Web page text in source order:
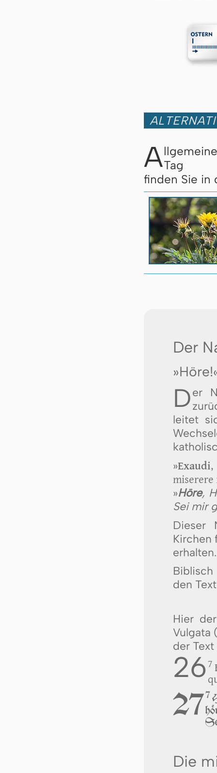
ATag
finden Sie
Der
Der
leitet
»Exaudi,
miserere
»Höre,
Sei mir
Dieser
Kirchen
erhalten.
den
Hier
Vulgata
der Text
26 7
277
Die